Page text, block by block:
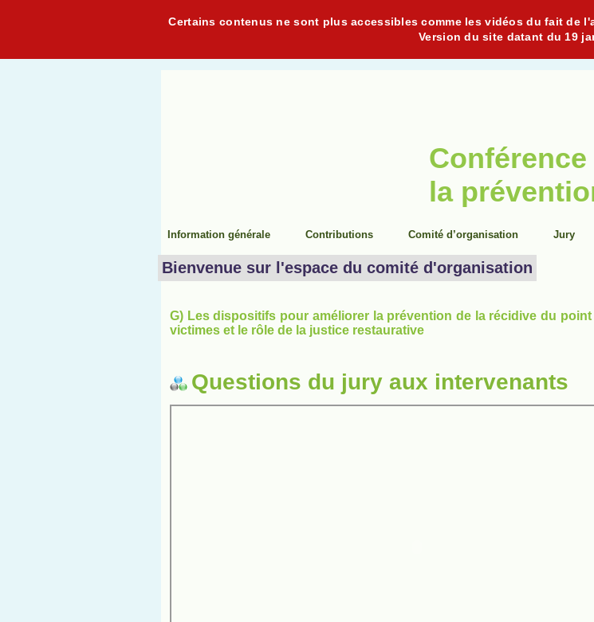
Certains contenus ne sont plus accessibles comme les vidéos du fait de
Version du site datant du 19
la
Information générale Contributions Comité d’organisation Jury
Bienvenue sur l'espace du comité d'organisation
G) Les dispositifs pour améliorer la prévention de la récidive du
victimes et le rôle de la justice restaurative
Questions du jury aux intervenants